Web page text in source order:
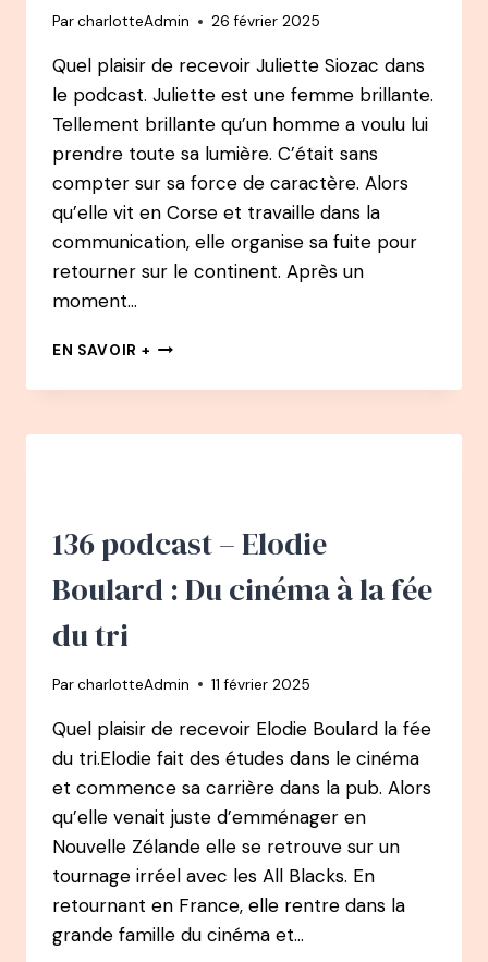
ParcharlotteAdmin 26 février 2025
Quel plaisir de recevoir Juliette Siozac dans
le podcast. Juliette est une femme brillante.
Tellement brillante qu’un homme a voulu lui
prendre toute sa lumière. C’était sans
compter sur sa force de caractère. Alors
qu’elle vit en Corse et travaille dans la
communication, elle organise sa fuite pour
retourner sur le continent. Après un
moment…
EN SAVOIR + 137
–
SIOZAC
DANS
COMMUNICATION
MAGIQUE
136 podcast – Elodie
Boulard : Du cinéma à la fée
du tri
ParcharlotteAdmin 11 février 2025
Quel plaisir de recevoir Elodie Boulard la fée
du tri.Elodie fait des études dans le cinéma
et commence sa carrière dans la pub. Alors
qu’elle venait juste d’emménager en
Nouvelle Zélande elle se retrouve sur un
tournage irréel avec les All Blacks. En
retournant en France, elle rentre dans la
grande famille du cinéma et…